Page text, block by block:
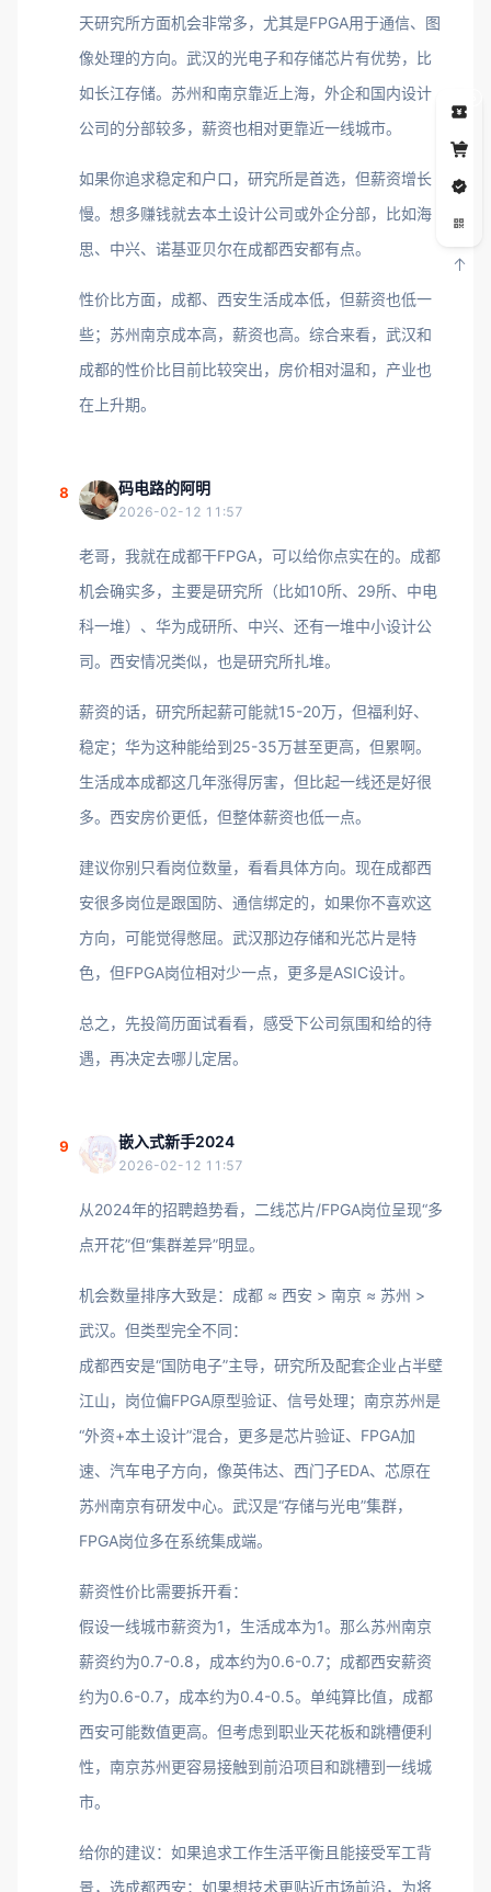
天研究所方面机会非常多，尤其是FPGA用于通信、图
像处理的方向。武汉的光电子和存储芯片有优势，比
如长江存储。苏州和南京靠近上海，外企和国内设计
公司的分部较多，薪资也相对更靠近一线城市。
如果你追求稳定和户口，研究所是首选，但薪资增长
慢。想多赚钱就去本土设计公司或外企分部，比如海
思、中兴、诺基亚贝尔在成都西安都有点。
性价比方面，成都、西安生活成本低，但薪资也低一
些；苏州南京成本高，薪资也高。综合来看，武汉和
成都的性价比目前比较突出，房价相对温和，产业也
在上升期。
8 码电路的阿明
2026-02-12 11:57
老哥，我就在成都干FPGA，可以给你点实在的。成都
机会确实多，主要是研究所（比如10所、29所、中电
科一堆）、华为成研所、中兴、还有一堆中小设计公
司。西安情况类似，也是研究所扎堆。
薪资的话，研究所起薪可能就15-20万，但福利好、
稳定；华为这种能给到25-35万甚至更高，但累啊。
生活成本成都这几年涨得厉害，但比起一线还是好很
多。西安房价更低，但整体薪资也低一点。
建议你别只看岗位数量，看看具体方向。现在成都西
安很多岗位是跟国防、通信绑定的，如果你不喜欢这
方向，可能觉得憋屈。武汉那边存储和光芯片是特
色，但FPGA岗位相对少一点，更多是ASIC设计。
总之，先投简历面试看看，感受下公司氛围和给的待
遇，再决定去哪儿定居。
9 嵌入式新手2024
2026-02-12 11:57
从2024年的招聘趋势看，二线芯片/FPGA岗位呈现“多
点开花”但“集群差异”明显。
机会数量排序大致是：成都 ≈ 西安 > 南京 ≈ 苏州 >
武汉。但类型完全不同：
成都西安是“国防电子”主导，研究所及配套企业占半壁
江山，岗位偏FPGA原型验证、信号处理；南京苏州是
“外资+本土设计”混合，更多是芯片验证、FPGA加
速、汽车电子方向，像英伟达、西门子EDA、芯原在
苏州南京有研发中心。武汉是“存储与光电”集群，
FPGA岗位多在系统集成端。
薪资性价比需要拆开看：
假设一线城市薪资为1，生活成本为1。那么苏州南京
薪资约为0.7-0.8，成本约为0.6-0.7；成都西安薪资
约为0.6-0.7，成本约为0.4-0.5。单纯算比值，成都
西安可能数值更高。但考虑到职业天花板和跳槽便利
性，南京苏州更容易接触到前沿项目和跳槽到一线城
市。
给你的建议：如果追求工作生活平衡且能接受军工背
景，选成都西安；如果想技术更贴近市场前沿，为将